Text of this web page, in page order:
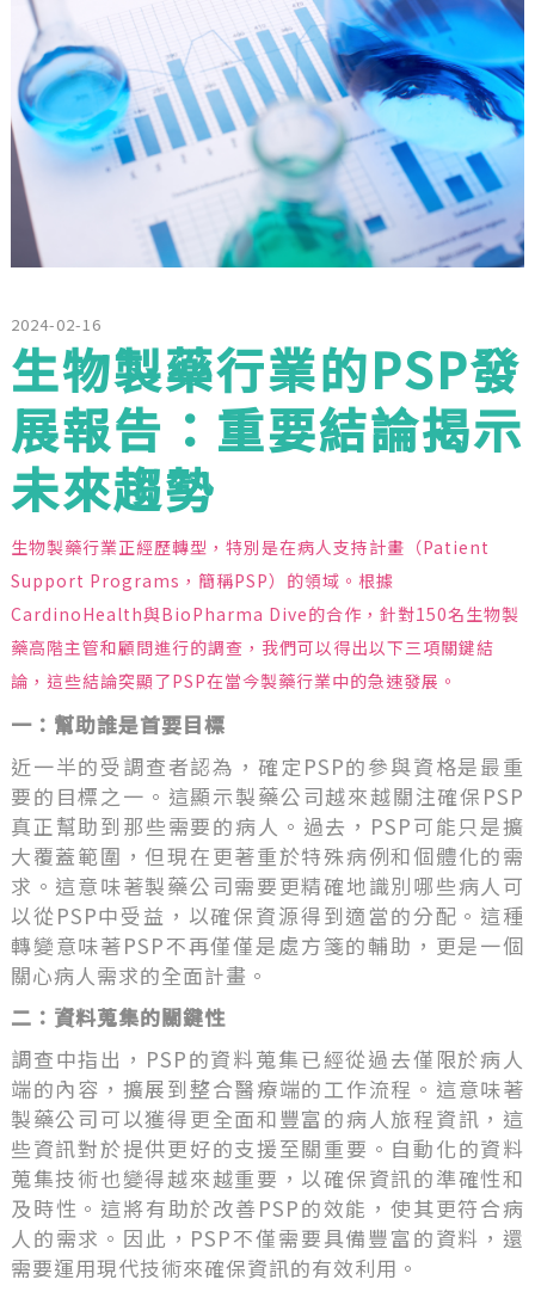
2024-02-16
生物製藥行業的PSP發
展報告：重要結論揭示
未來趨勢
生物製藥行業正經歷轉型，特別是在病人支持計畫（Patient
Support Programs，簡稱PSP）的領域。根據
CardinoHealth與BioPharma Dive的合作，針對150名生物製
藥高階主管和顧問進行的調查，我們可以得出以下三項關鍵結
論，這些結論突顯了PSP在當今製藥行業中的急速發展。
一：幫助誰是首要目標
近一半的受調查者認為，確定PSP的參與資格是最重
要的目標之一。這顯示製藥公司越來越關注確保PSP
真正幫助到那些需要的病人。過去，PSP可能只是擴
大覆蓋範圍，但現在更著重於特殊病例和個體化的需
求。這意味著製藥公司需要更精確地識別哪些病人可
以從PSP中受益，以確保資源得到適當的分配。這種
轉變意味著PSP不再僅僅是處方箋的輔助，更是一個
關心病人需求的全面計畫。
二：資料蒐集的關鍵性
調查中指出，PSP的資料蒐集已經從過去僅限於病人
端的內容，擴展到整合醫療端的工作流程。這意味著
製藥公司可以獲得更全面和豐富的病人旅程資訊，這
些資訊對於提供更好的支援至關重要。自動化的資料
蒐集技術也變得越來越重要，以確保資訊的準確性和
及時性。這將有助於改善PSP的效能，使其更符合病
人的需求。因此，PSP不僅需要具備豐富的資料，還
需要運用現代技術來確保資訊的有效利用。